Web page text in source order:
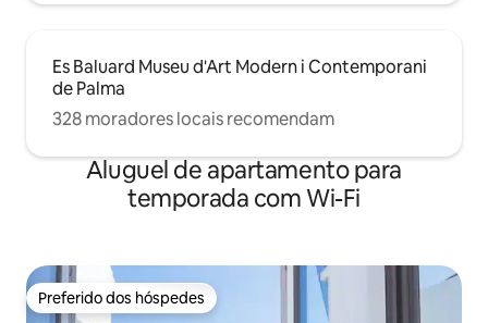
Es Baluard Museu d'Art Modern i Contemporani
de Palma
328 moradores locais recomendam
Aluguel de apartamento para
temporada com Wi-Fi
Preferido dos hóspedes
Preferido dos hóspedes